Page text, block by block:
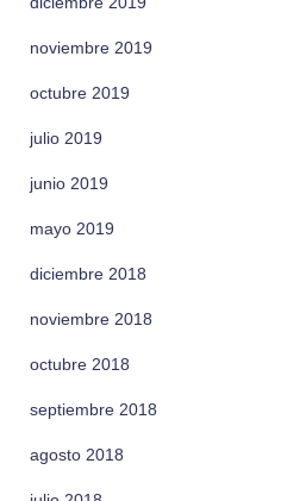
noviembre 2019
octubre 2019
julio 2019
junio 2019
mayo 2019
diciembre 2018
noviembre 2018
octubre 2018
septiembre 2018
agosto 2018